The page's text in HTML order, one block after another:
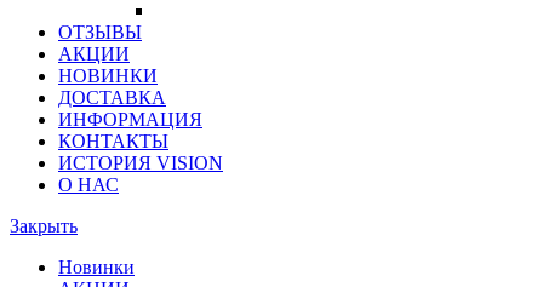
ОТЗЫВЫ
АКЦИИ
НОВИНКИ
ДОСТАВКА
ИНФОРМАЦИЯ
КОНТАКТЫ
ИСТОРИЯ VISION
О НАС
Закрыть
Новинки